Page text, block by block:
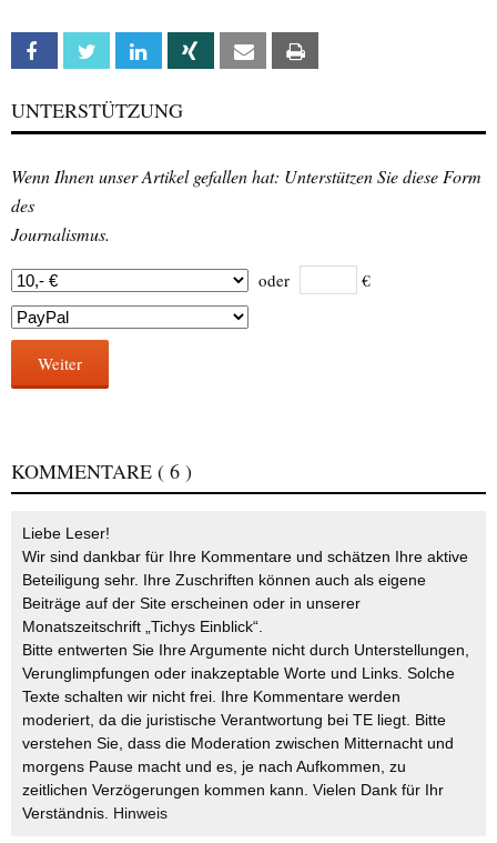
Facebook Twitter Linkedin Xing Email
UNTERSTÜTZUNG
Wenn Ihnen unser Artikel gefallen hat: Unterstützen Sie diese Form
des
Journalismus.
oder €
Weiter
KOMMENTARE ( 6 )
Liebe Leser!
Wir sind dankbar für Ihre Kommentare und schätzen Ihre aktive
Beteiligung sehr. Ihre Zuschriften können auch als eigene
Beiträge auf der Site erscheinen oder in unserer
Monatszeitschrift „Tichys Einblick“.
Bitte entwerten Sie Ihre Argumente nicht durch Unterstellungen,
Verunglimpfungen oder inakzeptable Worte und Links. Solche
Texte schalten wir nicht frei. Ihre Kommentare werden
moderiert, da die juristische Verantwortung bei TE liegt. Bitte
verstehen Sie, dass die Moderation zwischen Mitternacht und
morgens Pause macht und es, je nach Aufkommen, zu
zeitlichen Verzögerungen kommen kann. Vielen Dank für Ihr
Verständnis. Hinweis